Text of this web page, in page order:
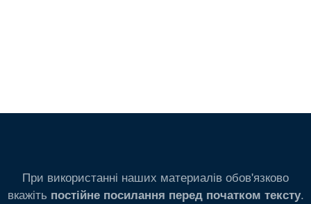
При використанні наших материалів обов'язково
вкажіть постійне посилання перед початком тексту.